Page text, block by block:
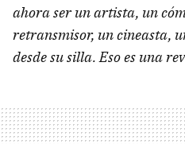
ahora ser un artista, un
retransmisor, un cineasta,
desde su silla. Eso es una